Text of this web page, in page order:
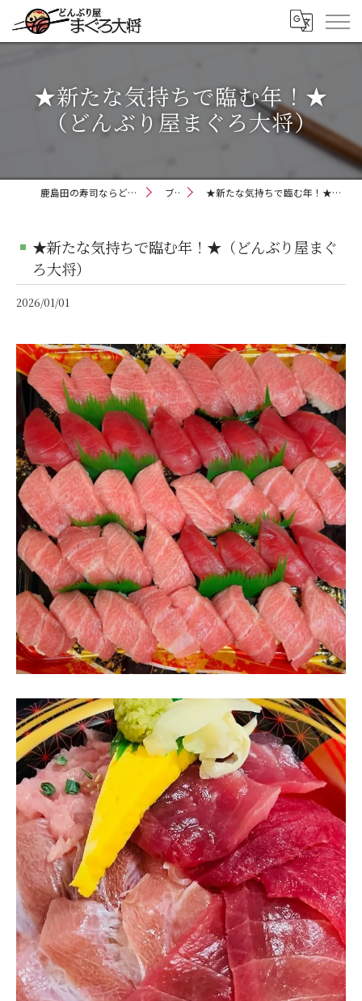
★新たな気持ちで臨む年！★
（どんぶり屋まぐろ大将）
鹿島田の寿司ならどんぶり屋まぐろ大将 ブログ ★新たな気持ちで臨む年！★（どんぶり屋まぐろ大将）
★新たな気持ちで臨む年！★（どんぶり屋まぐ
ろ大将）
2026/01/01